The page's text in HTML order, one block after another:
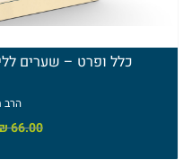
כלל ופרט – שערים
הרב
66.00